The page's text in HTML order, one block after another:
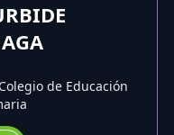
de Educación